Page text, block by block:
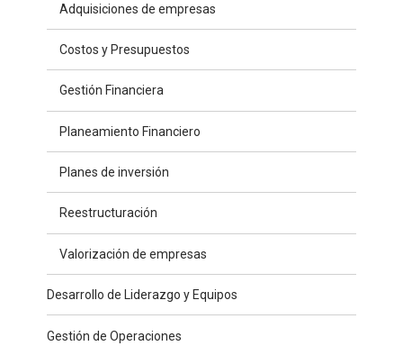
Adquisiciones de empresas
Costos y Presupuestos
Gestión Financiera
Planeamiento Financiero
Planes de inversión
Reestructuración
Valorización de empresas
Desarrollo de Liderazgo y Equipos
Gestión de Operaciones